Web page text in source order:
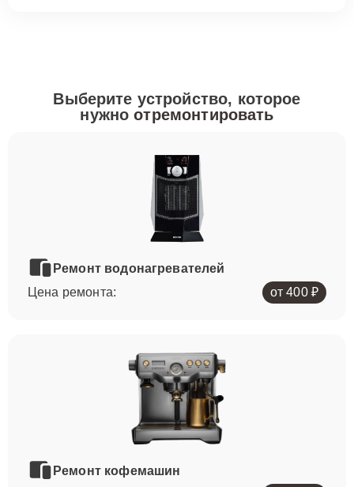
Выберите устройство, которое
нужноотремонтировать
Ремонт водонагревателей
Цена ремонта:
от 400 ₽
Ремонт кофемашин